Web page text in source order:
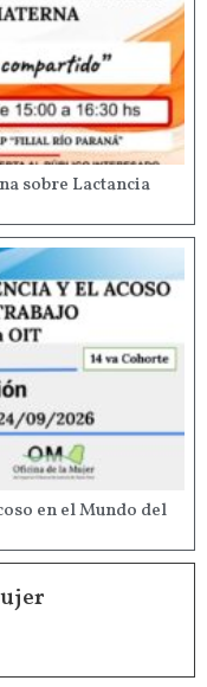
sobre Lactancia
en el Mundo del